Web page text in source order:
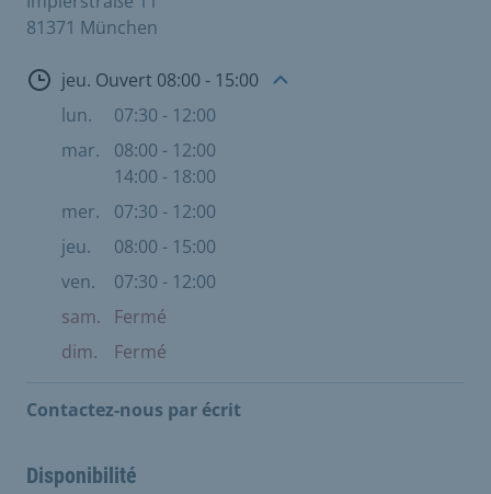
81371 München
Ouvert
jeu. Ouvert 08:00 - 15:00
lun.
07:30 - 12:00
mar.
08:00 - 12:00
14:00 - 18:00
mer.
07:30 - 12:00
jeu.
08:00 - 15:00
ven.
07:30 - 12:00
sam.
Fermé
dim.
Fermé
Contactez-nous par écrit
Disponibilité